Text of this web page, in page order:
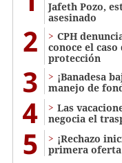
Jafeth Pozo,
asesinado
2
CPH
conoce el
protección
3
¡Banadesa
manejo de
4
Las
negocia el
5
¡Rechazo
primera